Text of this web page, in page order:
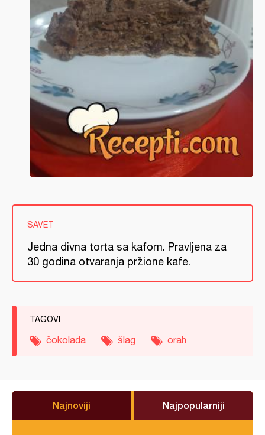
SAVET
Jedna divna torta sa kafom. Pravljena za
30 godina otvaranja pržione kafe.
TAGOVI
čokolada šlag orah
Najnoviji Najpopularniji